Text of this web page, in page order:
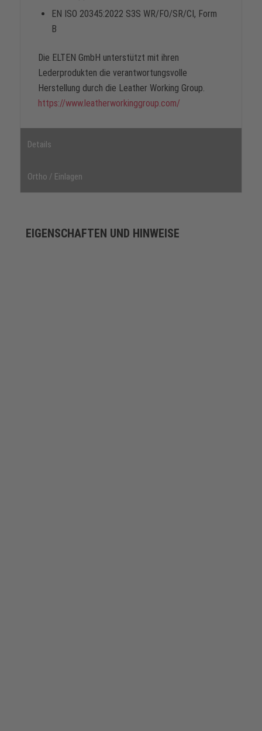
EN ISO 20345:2022 S3S WR/FO/SR/CI, Form
B
Die ELTEN GmbH unterstützt mit ihren
Lederprodukten die verantwortungsvolle
Herstellung durch die Leather Working Group.
https://www.leatherworkinggroup.com/
Details
Ortho / Einlagen
EIGENSCHAFTEN UND HINWEISE